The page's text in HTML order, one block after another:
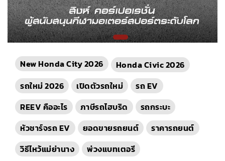
New Honda City 2026
Honda Civic 2026
รถใหม่ 2026
เปิดตัวรถใหม่
รถ EV
REEV คืออะไร
ภาษีรถไฮบริด
รถกระบะ
หัวชาร์จรถ EV
ยอดขายรถยนต์
ราคารถยนต์
วิธีไหว้แม่ย่านาง
พ่วงแบทเตอรี